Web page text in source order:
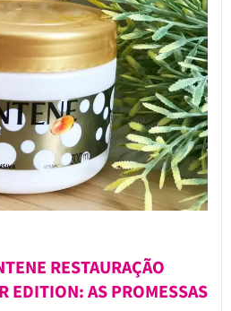
RESTAURAÇÃO
EDITION: AS PROMESSAS